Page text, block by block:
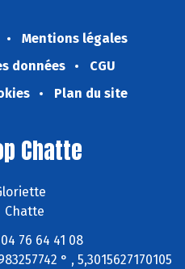
Mentions légales
données
CGU
Plan du site
Chatte
Chatte
76 64 41 08
° , 5,3015627170105